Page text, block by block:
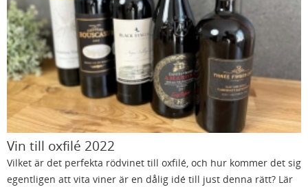
Vin till oxfilé 2022
Vilket är det perfekta rödvinet till oxfilé, och hur kommer det sig
egentligen att vita viner är en dålig idé till just denna rätt? Lär